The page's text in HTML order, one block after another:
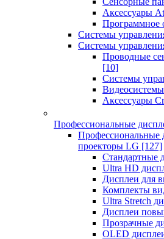
Аксессуары
Программное
Системы
Системы
Проводные
[10]
Системы
Аксессуары
Профессиональные
Профессиональные
проекторы LG [127]
Стандартные
Ultra HD
Дисплеи для
Комплекты
Ultra Stretch
Дисплеи
Прозрачные
OLED